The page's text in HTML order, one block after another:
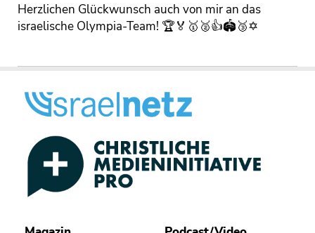
Herzlichen Glückwunsch auch von mir an das
israelische Olympia-Team! 🏆🏅🥇🥈👍🏟🥉✡️